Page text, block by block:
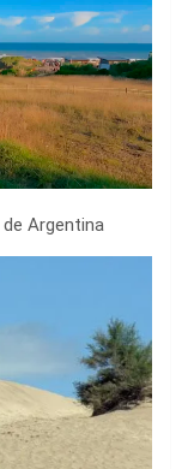
Argentina